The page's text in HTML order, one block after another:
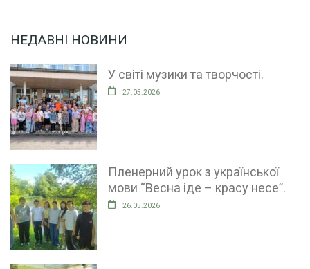
НЕДАВНІ НОВИНИ
У світі музики та творчості.
27.05.2026
Пленерний урок з української
мови “Весна іде – красу несе”.
26.05.2026